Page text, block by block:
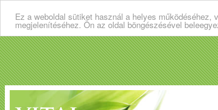
Ez a weboldal sütiket használ a helyes
megjelenítéséhez. Ön az oldal böngészésével